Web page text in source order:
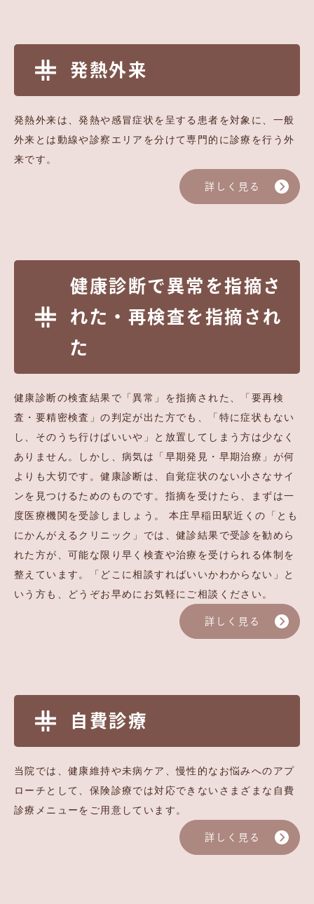
発熱外来
発熱外来は、発熱や感冒症状を呈する患者を対象に、一般
外来とは動線や診察エリアを分けて専門的に診療を行う外
来です。
詳しく見る
健康診断で異常を指摘さ
れた・再検査を指摘され
た
健康診断の検査結果で「異常」を指摘された、「要再検
査・要精密検査」の判定が出た方でも、「特に症状もない
し、そのうち行けばいいや」と放置してしまう方は少なく
ありません。しかし、病気は「早期発見・早期治療」が何
よりも大切です。健康診断は、自覚症状のない小さなサイ
ンを見つけるためのものです。指摘を受けたら、まずは一
度医療機関を受診しましょう。 本庄早稲田駅近くの「とも
にかんがえるクリニック」では、健診結果で受診を勧めら
れた方が、可能な限り早く検査や治療を受けられる体制を
整えています。「どこに相談すればいいかわからない」と
いう方も、どうぞお早めにお気軽にご相談ください。
詳しく見る
自費診療
当院では、健康維持や未病ケア、慢性的なお悩みへのアプ
ローチとして、保険診療では対応できないさまざまな自費
診療メニューをご用意しています。
詳しく見る